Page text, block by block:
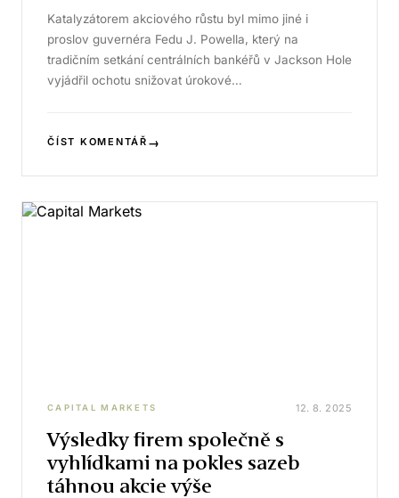
Katalyzátorem akciového růstu byl mimo jiné i
proslov guvernéra Fedu J. Powella, který na
tradičním setkání centrálních bankéřů v Jackson Hole
vyjádřil ochotu snižovat úrokové…
ČÍST KOMENTÁŘ →
CAPITAL MARKETS 12. 8. 2025
Výsledky firem společně s
vyhlídkami na pokles sazeb
táhnou akcie výše